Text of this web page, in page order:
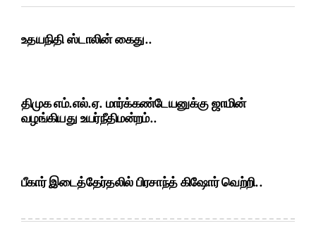
உதயநிதி ஸ்டாலின் கைது..
திமுக எம்.எல்.ஏ. மார்க்கண்டேயனுக்கு ஜாமின்
வழங்கியது உயர்நீதிமன்றம்..
பீகார் இடைத்தேர்தலில் பிரசாந்த் கிஷோர் வெற்றி..